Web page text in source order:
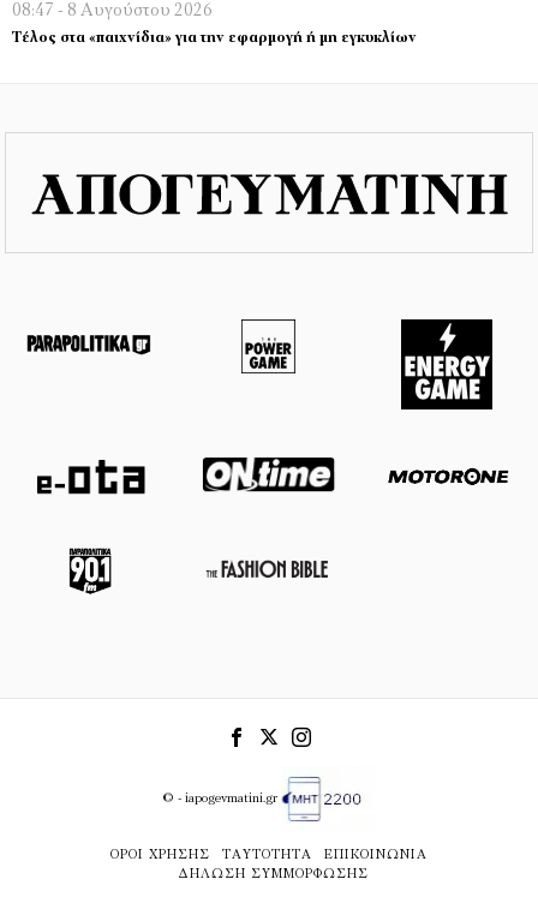
08:47 - 8 Αυγούστου 2026
Τέλος στα «παιχνίδια» για την εφαρμογή ή μη εγκυκλίων
© - iapogevmatini.gr
ΌΡΟΙ ΧΡΉΣΗΣ ΤΑΥΤΌΤΗΤΑ
ΕΠΙΚΟΙΝΩΝΊΑ
ΔΉΛΩΣΗ ΣΥΜΜΌΡΦΩΣΗΣ